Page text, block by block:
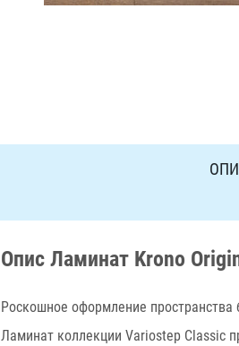
Опис Ламинат Krono
Роскошное оформление
Ламинат коллекции Variostep Classic